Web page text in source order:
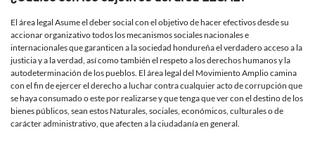
El área legal Asume el deber social con el objetivo de hacer efectivos desde su
accionar organizativo todos los mecanismos sociales nacionales e
internacionales que garanticen a la sociedad hondureña el verdadero acceso a la
justicia y a la verdad, así como también el respeto a los derechos humanos y la
autodeterminación de los pueblos. El área legal del Movimiento Amplio camina
con el fin de ejercer el derecho a luchar contra cualquier acto de corrupción que
se haya consumado o este por realizarse y que tenga que ver con el destino de los
bienes públicos, sean estos Naturales, sociales, económicos, culturales o de
carácter administrativo, que afecten a la ciudadanía en general.